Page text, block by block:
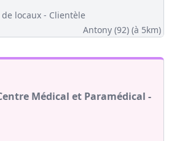
locaux - Clientèle
Antony (92) (à 5km)
Médical et Paramédical -